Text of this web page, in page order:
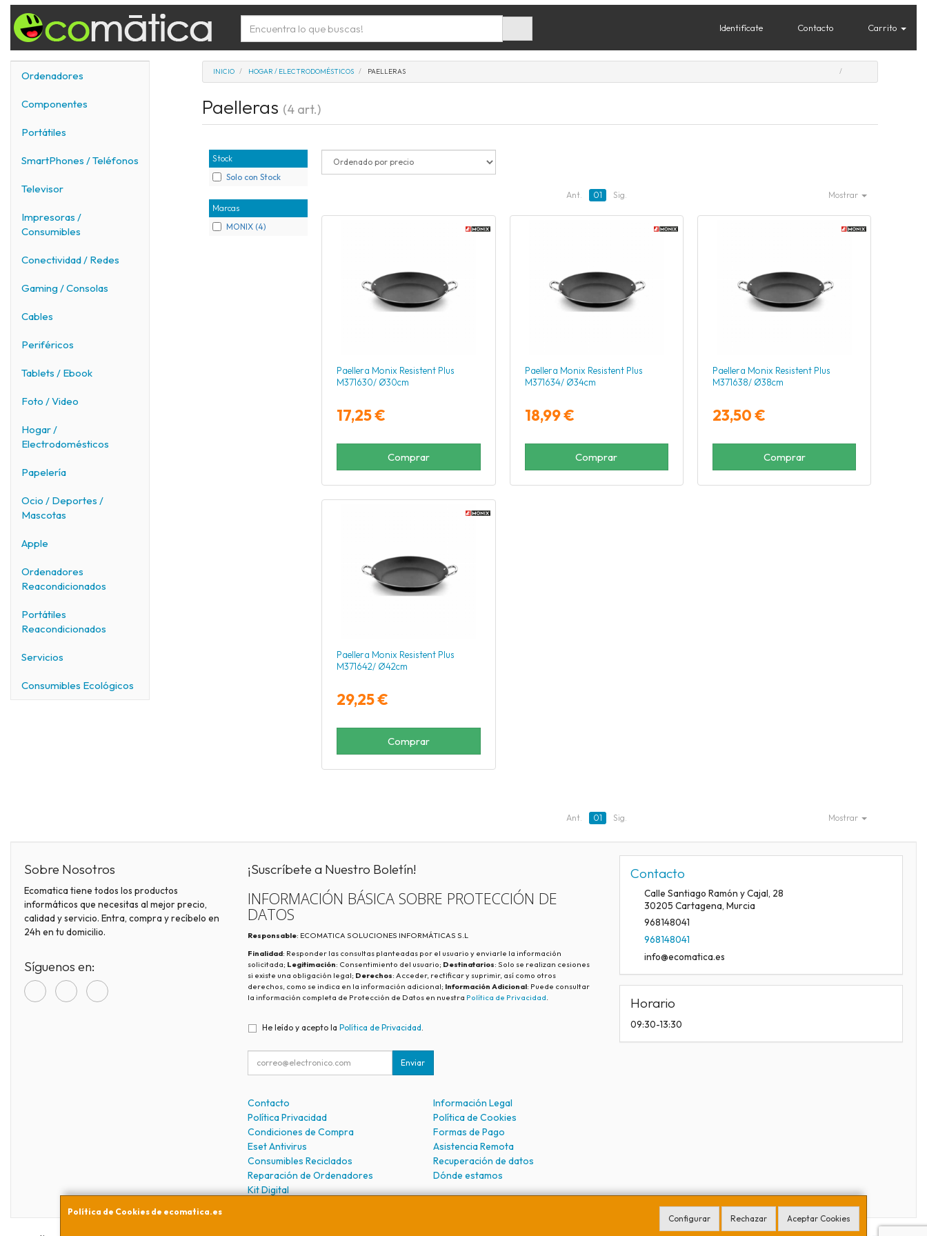
Identifícate Contacto Carrito
Ordenadores
Componentes
Portátiles
SmartPhones / Teléfonos
Televisor
Impresoras /
Consumibles
Conectividad / Redes
Gaming / Consolas
Cables
Periféricos
Tablets / Ebook
Foto / Video
Hogar /
Electrodomésticos
Papelería
Ocio / Deportes /
Mascotas
Apple
Ordenadores
Reacondicionados
Portátiles
Reacondicionados
Servicios
Consumibles Ecológicos
INICIO HOGAR / ELECTRODOMÉSTICOS PAELLERAS
Paelleras (4 art.)
Stock
Solo con Stock
Marcas
MONIX (4)
Ant. 01 Sig. Mostrar
Paellera Monix Resistent Plus
M371630/ Ø30cm
17,25 €
Comprar
Paellera Monix Resistent Plus
M371634/ Ø34cm
18,99 €
Comprar
Paellera Monix Resistent Plus
M371638/ Ø38cm
23,50 €
Comprar
Paellera Monix Resistent Plus
M371642/ Ø42cm
29,25 €
Comprar
Ant. 01 Sig. Mostrar
Política de Cookies de ecomatica.es
Configurar Rechazar Aceptar Cookies
Sobre Nosotros
Ecomatica tiene todos los productos
informáticos que necesitas al mejor precio,
calidad y servicio. Entra, compra y recíbelo en
24h en tu domicilio.
Síguenos en:
¡Suscríbete a Nuestro Boletín!
INFORMACIÓN BÁSICA SOBRE PROTECCIÓN DE
DATOS
Responsable: ECOMATICA SOLUCIONES INFORMÁTICAS S.L
Finalidad: Responder las consultas planteadas por el usuario y enviarle la información
solicitada; Legitimación: Consentimiento del usuario; Destinatarios: Solo se realizan cesiones
si existe una obligación legal; Derechos: Acceder, rectificar y suprimir, así como otros
derechos, como se indica en la información adicional; Información Adicional: Puede consultar
la información completa de Protección de Datos en nuestra Política de Privacidad.
He leído y acepto la Política de Privacidad
Enviar
Contacto
Información Legal
Política Privacidad
Política de Cookies
Condiciones de Compra
Formas de Pago
Eset Antivirus
Asistencia Remota
Consumibles Reciclados
Recuperación de datos
Reparación de Ordenadores
Dónde estamos
Kit Digital
Contacto
Calle Santiago Ramón y Cajal, 28
30205 Cartagena, Murcia
968148041
968148041
info@ecomatica.es
Horario
09:30-13:30